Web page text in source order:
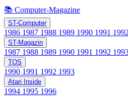
📚 Computer-Magazine
ST-Computer
1986 1987 1988 1989 1990 1991 1992
ST-Magazin
1987 1988 1989 1990 1991 1992
TOS
1990 1991 1992 1993
Atari Inside
1994 1995 1996